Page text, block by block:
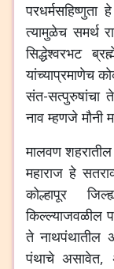
परधर्मसहिष्णुता
त्यामुळेच समर्थ
सिद्धेश्वरभट
यांच्याप्रमाणेच
संत-सत्पुरुषांचा
नाव म्हणजे मौनी
मालवण शहरातील
महाराज हे
कोल्हापूर
किल्ल्याजवळील
ते नाथपंथातील
पंथाचे असावेत,